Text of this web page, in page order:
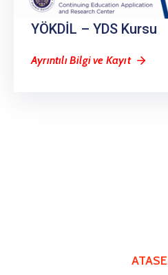
YÖKDİL – YDS Kursu
Ayrıntılı Bilgi ve Kayıt